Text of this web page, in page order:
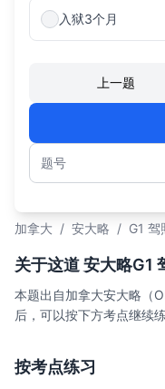
入狱3个月
上一题
题号
加拿大 / 安大略 / G1 驾
关于这道 安大略G1
本题出自加拿大安大略（
后，可以按下方考点继续
按考点练习